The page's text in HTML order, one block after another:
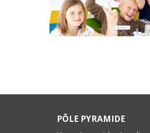
PÔLE PYRAMIDE